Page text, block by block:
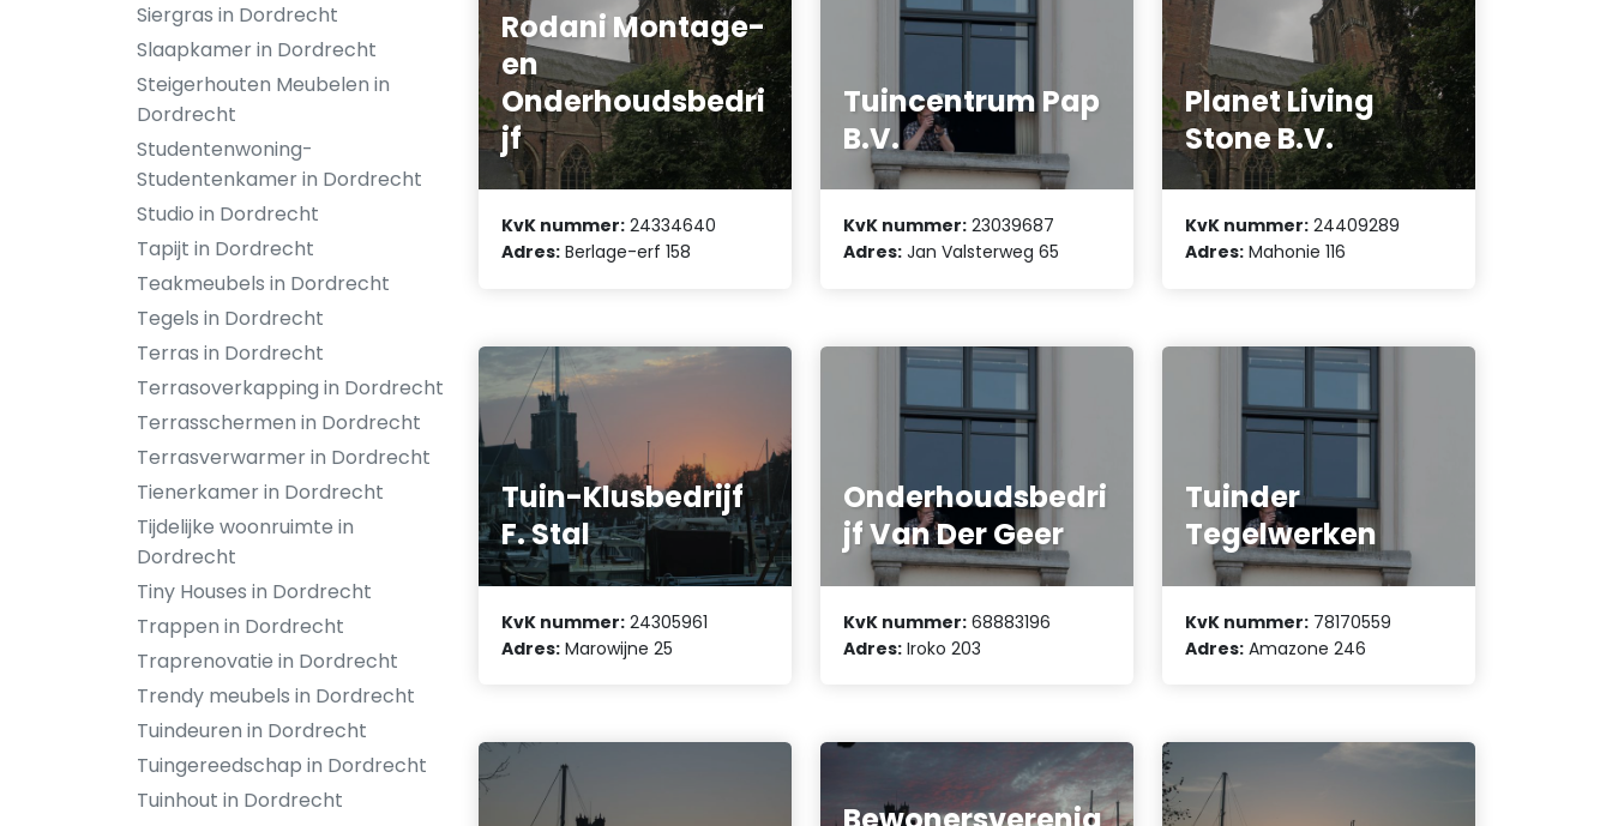
Siergras in Dordrecht
Slaapkamer in Dordrecht
Steigerhouten Meubelen in
Dordrecht
Studentenwoning-
Studentenkamer in Dordrecht
Studio in Dordrecht
Tapijt in Dordrecht
Teakmeubels in Dordrecht
Tegels in Dordrecht
Terras in Dordrecht
Terrasoverkapping in Dordrecht
Terrasschermen in Dordrecht
Terrasverwarmer in Dordrecht
Tienerkamer in Dordrecht
Tijdelijke woonruimte in
Dordrecht
Tiny Houses in Dordrecht
Trappen in Dordrecht
Traprenovatie in Dordrecht
Trendy meubels in Dordrecht
Tuindeuren in Dordrecht
Tuingereedschap in Dordrecht
Tuinhout in Dordrecht
Rodani Montage-
en
Onderhoudsbedri
jf
KvK nummer: 24334640
Adres: Berlage-erf 158
Tuincentrum Pap
B.V.
KvK nummer: 23039687
Adres: Jan Valsterweg 65
Planet Living
Stone B.V.
KvK nummer: 24409289
Adres: Mahonie 116
Tuin-Klusbedrijf
F. Stal
KvK nummer: 24305961
Adres: Marowijne 25
Onderhoudsbedri
jf Van Der Geer
KvK nummer: 68883196
Adres: Iroko 203
Tuinder
Tegelwerken
KvK nummer: 78170559
Adres: Amazone 246